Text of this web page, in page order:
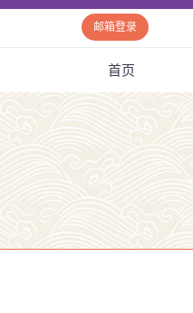
邮箱登录
首页